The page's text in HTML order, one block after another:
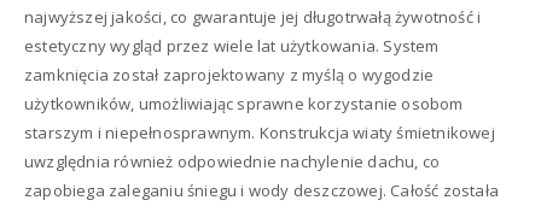
najwyższej jakości, co gwarantuje jej długotrwałą żywotność i
estetyczny wygląd przez wiele lat użytkowania. System
zamknięcia został zaprojektowany z myślą o wygodzie
użytkowników, umożliwiając sprawne korzystanie osobom
starszym i niepełnosprawnym. Konstrukcja wiaty śmietnikowej
uwzględnia również odpowiednie nachylenie dachu, co
zapobiega zaleganiu śniegu i wody deszczowej. Całość została